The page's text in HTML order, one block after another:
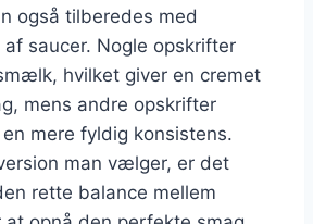
også tilberedes med
saucer. Nogle opskrifter
hvilket giver en cremet
mens andre opskrifter
mere fyldig konsistens.
man vælger, er det
rette balance mellem